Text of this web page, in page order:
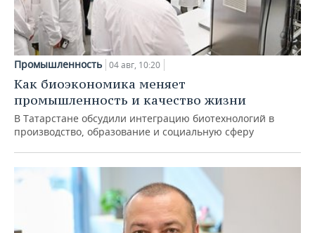
Промышленность 04 авг, 10:20
Как биоэкономика меняет
промышленность и качество жизни
В Татарстане обсудили интеграцию биотехнологий в
производство, образование и социальную сферу